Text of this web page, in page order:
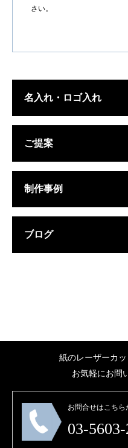
さい。
名入れ・ロゴ入れ
ご提案
制作事例
ブログ
紙のレーザーカ
お気軽にお問
お問合せはこちら
03-